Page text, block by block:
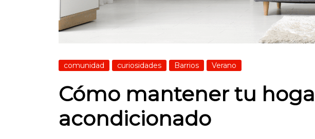
comunidad curiosidades Barrios Verano
Cómo mantener tu
acondicionado